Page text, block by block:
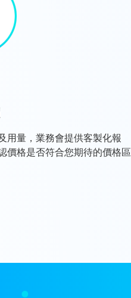
用量，業務會提供客製化報
價格是否符合您期待的價格區